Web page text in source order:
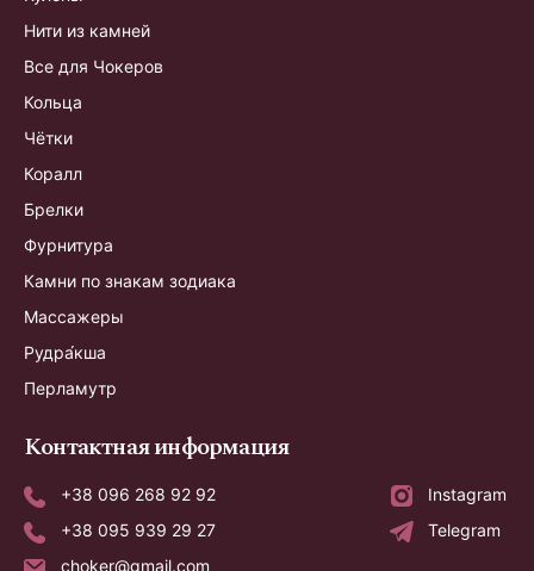
Нити из камней
Все для Чокеров
Кольца
Чётки
Коралл
Брелки
Фурнитура
Камни по знакам зодиака
Массажеры
Рудра́кша
Перламутр
Контактная информация
+38 096 268 92 92
Instagram
+38 095 939 29 27
Telegram
choker@gmail.com